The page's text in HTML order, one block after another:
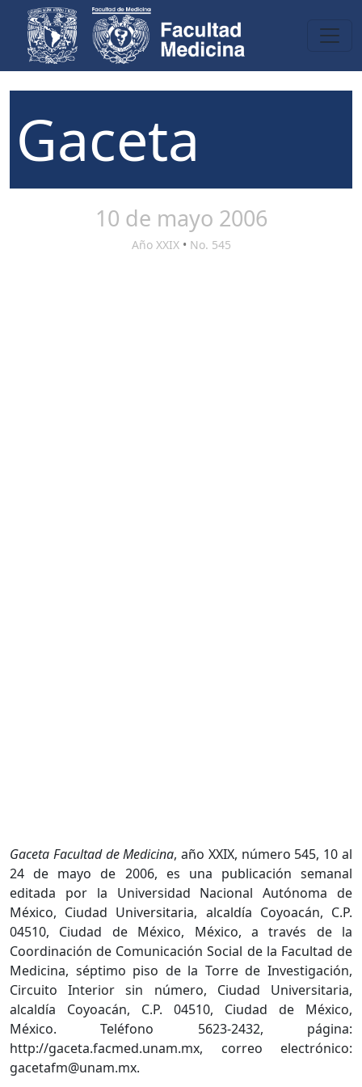
Gaceta
10 de mayo 2006
Año XXIX • No. 545
Gaceta Facultad de Medicina, año XXIX, número 545, 10 al
24 de mayo de 2006, es una publicación semanal
editada por la Universidad Nacional Autónoma de
México, Ciudad Universitaria, alcaldía Coyoacán, C.P.
04510, Ciudad de México, México, a través de la
Coordinación de Comunicación Social de la Facultad de
Medicina, séptimo piso de la Torre de Investigación,
Circuito Interior sin número, Ciudad Universitaria,
alcaldía Coyoacán, C.P. 04510, Ciudad de México,
México. Teléfono 5623-2432, página:
http://gaceta.facmed.unam.mx, correo electrónico:
gacetafm@unam.mx.